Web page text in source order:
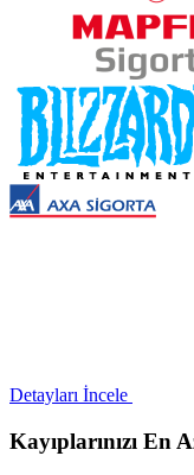
Detayları İncele
Kayıplarınızı En